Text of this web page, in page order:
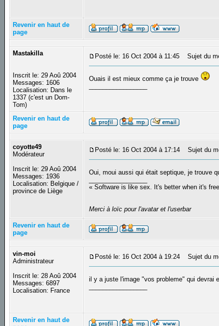
Revenir en haut de
page
Mastakilla
Inscrit le: 29 Aoû 2004
Messages: 1606
Localisation: Dans le
1337 (c'est un Dom-
Tom)
Posté le: 16 Oct 2004 à 11:45 Sujet du
Ouais il est mieux comme ça je trouve
Revenir en haut de
page
coyotte49
Modérateur
Inscrit le: 29 Aoû 2004
Messages: 1936
Localisation: Belgique /
province de Liège
Posté le: 16 Oct 2004 à 17:14 Sujet du
Oui, moui aussi qui était septique, je trouve
« Software is like sex. It's better when it's
Merci à loïc pour l'avatar et l'userbar
Revenir en haut de
page
vin-moi
Administrateur
Inscrit le: 28 Aoû 2004
Messages: 6897
Localisation: France
Posté le: 16 Oct 2004 à 19:24 Sujet du
il y a juste l'image "vos probleme" qui devrai
Revenir en haut de